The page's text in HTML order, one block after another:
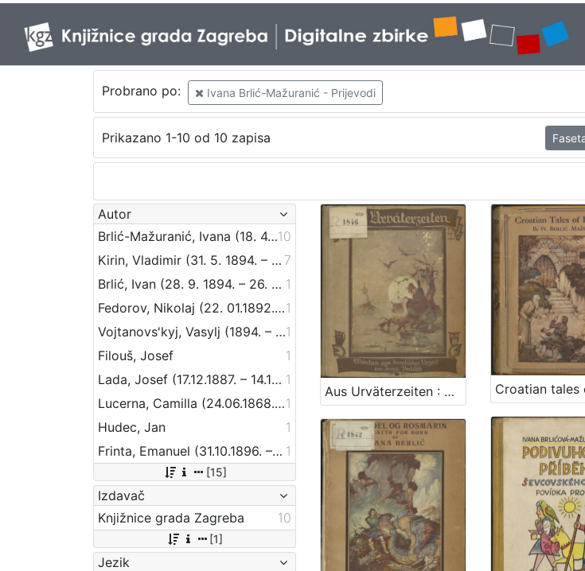
Probrano po: Ivana Brlić-Mažuranić - Prijevodi
Prikazano 1-10 od 10 zapisa
Autor
Brlić-Mažuranić, Ivana (18. 4. 1874. – 21. 9. 1938.)10
Kirin, Vladimir (31. 5. 1894. – 5. 10. 1963.) 7
Brlić, Ivan (28. 9. 1894. – 26. 4. 1977.) 1
Fedorov, Nikolaj (22. 01.1892. – 1970?)1
Vojtanovs'kyj, Vasylj (1894. – 29. 6. 1945.)1
Filouš, Josef
1
Lada, Josef (17.12.1887. – 14.12.1957.) 1
Lucerna, Camilla (24.06.1868. – 15.06.1963.)1
Hudec, Jan
1
Frinta, Emanuel (31.10.1896. – 3.2.1970.) 1
[15]
Izdavač
Knjižnice grada Zagreba
10
[1]
Jezik
Aus Urväterzeiten : Märchen aus kroatischer Urzeit / Ivana Berlitsch